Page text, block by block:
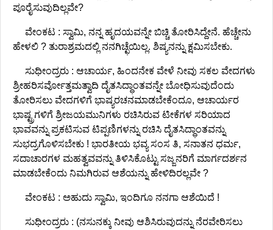
ಪೂರೈಸುವುದಿಲ್ಲವೇ?
ವೇಂಕಟ : ಸ್ವಾಮಿ, ನನ್ನ ಹೃದಯವನ್ನೇ ಬಿಚ್ಚಿ ತೋರಿಸಿದ್ದೇನೆ. ಹೆಚ್ಚೇನು
ಹೇಳಲಿ ? ತುರಾಶ್ರಮದಲ್ಲಿ ನನಗಿಚ್ಛೆಯಿಲ್ಲ. ಶಿಷ್ಯನನ್ನು ಕ್ಷಮಿಸಬೇಕು.
ಸುಧೀಂದ್ರರು : ಆಚಾರ್ಯ, ಹಿಂದನೇಕ ವೇಳೆ ನೀವು ಸಕಲ ವೇದಗಳು
ಶ್ರೀಹರಿಸರ್ವೋತ್ತಮತ್ವಾದಿ ದೈತಸಿದ್ಧಾಂತವನ್ನೇ ಬೋಧಿಸುವುದೆಂದು
ತೋರಿಸಲು ವೇದಗಳಿಗೆ ಭಾಷ್ಯರಚನಮಾಡಬೇಕೆಂದೂ, ಆಚಾರ್ಯರ
ಭಾಷ್ಟ್ರಗಳಿಗೆ ಶ್ರೀಜಯಮುನಿಗಳು ರಚಿಸಿರುವ ಟೀಕೆಗಳ ಸರಿಯಾದ
ಭಾವವನ್ನು ಪ್ರಕಟಿಸುವ ಟಿಪ್ಪಣಿಗಳನ್ನು ರಚಿಸಿ ದೈತಸಿದ್ಧಾಂತವನ್ನು
ಸುಭದ್ರಗೊಳಿಸಬೇಕು ! ಭಾರತೀಯ ಭವ್ಯ ಸಂಸ ತಿ, ಸನಾತನ ಧರ್ಮ,
ಸದಾಚಾರಗಳ ಮಹತ್ವವವನ್ನು ತಿಳಿಸಿಕೊಟ್ಟು ಸಜ್ಜನರಿಗೆ ಮಾರ್ಗದರ್ಶನ
ಮಾಡಬೇಕೆಂದು ನಿಮಗಿರುವ ಆಶೆಯನ್ನು ಹೇಳಿದಿರಲ್ಲವೇ ?
ವೇಂಕಟ : ಅಹುದು ಸ್ವಾಮಿ, ಇಂದಿಗೂ ನನಗಾ ಆಶೆಯಿದೆ !
ಸುಧೀಂದ್ರರು : (ನಸುನಕ್ಕು ನೀವು ಆಶಿಸಿರುವುದನ್ನು ನೆರವೇರಿಸಲು